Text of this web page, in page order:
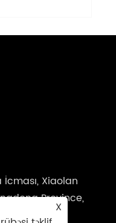
Xiaolan
Province,
X